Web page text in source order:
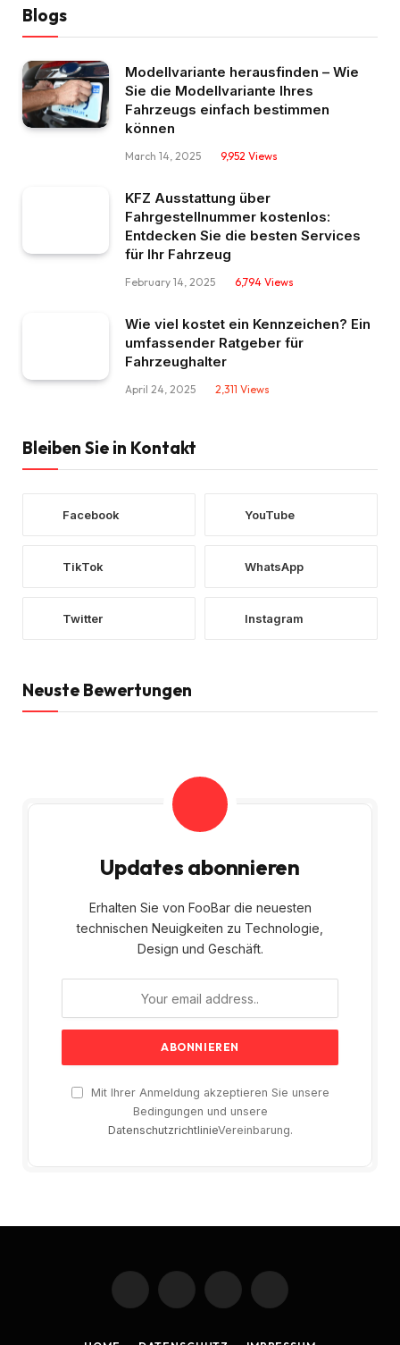
Blogs
Modellvariante herausfinden – Wie
Sie die Modellvariante Ihres
Fahrzeugs einfach bestimmen
können
March 14, 2025 9,952 Views
KFZ Ausstattung über
Fahrgestellnummer kostenlos:
Entdecken Sie die besten Services
für Ihr Fahrzeug
February 14, 2025 6,794 Views
Wie viel kostet ein Kennzeichen? Ein
umfassender Ratgeber für
Fahrzeughalter
April 24, 2025 2,311 Views
Bleiben Sie in Kontakt
Facebook YouTube
TikTok WhatsApp
Twitter Instagram
Neuste Bewertungen
Updates abonnieren
Erhalten Sie von FooBar die neuesten
technischen Neuigkeiten zu Technologie,
Design und Geschäft.
Mit Ihrer Anmeldung akzeptieren Sie unsere
Bedingungen und unsere
DatenschutzrichtlinieVereinbarung.
Facebook Instagram Pinterest